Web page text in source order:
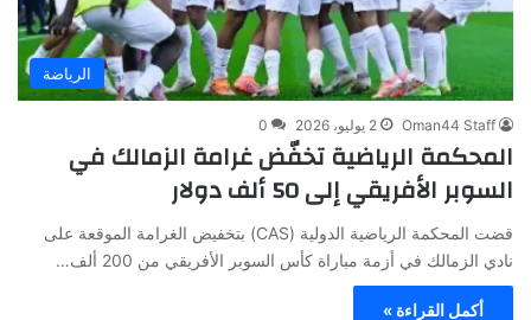
الرياضة
Oman44 Staff 2 يوليو، 2026 0
المحكمة الرياضية تخفّض غرامة الزمالك في
السوبر الأفريقي إلى 50 ألف دولار
قضت المحكمة الرياضية الدولية (CAS) بتخفيض الغرامة الموقعة على
نادي الزمالك في أزمة مباراة كأس السوبر الأفريقي من 200 ألف…
أكمل القراءة »